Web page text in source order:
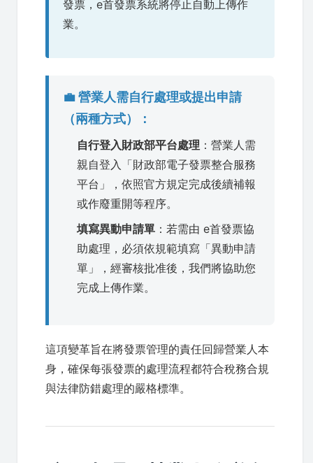
發票，e首發票系統將停止自動上傳作
業。
💼 營業人需自行處理或提出申請
（兩種方式）：
自行登入財政部平台處理 ：營業人需
親自登入「財政部電子發票整合服務
平台」，依照官方規定完成後續補報
或作廢重開等程序。
填寫異動申請單 ：若需由 e首發票協
助處理，必須依規範填寫「異動申請
單」，經審核批准後，我們將協助您
完成上傳作業。
這項變革旨在將發票管理的責任回歸營業人本
身，確保每張發票的處理流程都符合稅務合規
與法律防錯處理的嚴格標準。